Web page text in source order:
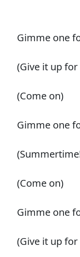
Gimme one
(Give it up
(Come on)
Gimme one
(Come on)
Gimme one
(Give it up